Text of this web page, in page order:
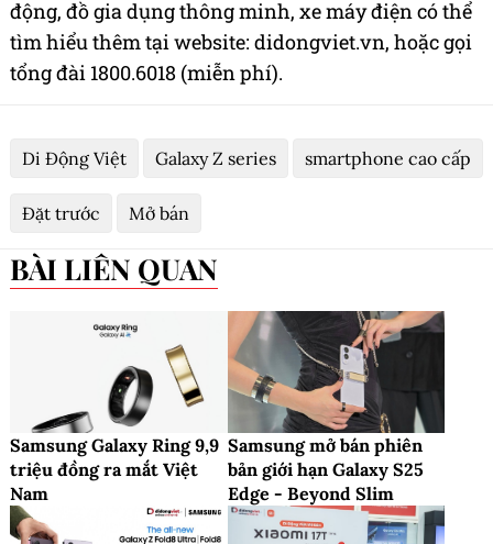
động, đồ gia dụng thông minh, xe máy điện có thể
tìm hiểu thêm tại website: didongviet.vn, hoặc gọi
tổng đài 1800.6018 (miễn phí).
Di Động Việt Galaxy Z series smartphone cao cấp
Đặt trước Mở bán
BÀI LIÊN QUAN
Samsung Galaxy Ring 9,9
triệu đồng ra mắt Việt
Nam
Samsung mở bán phiên
bản giới hạn Galaxy S25
Edge - Beyond Slim